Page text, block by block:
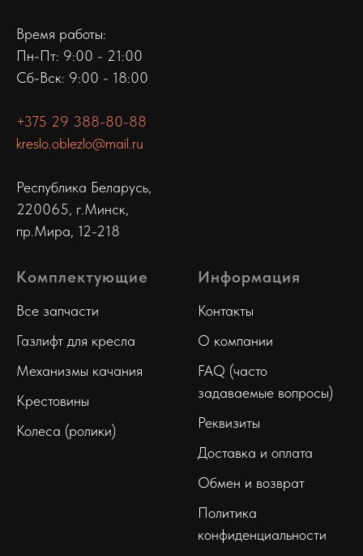
Время работы:
Пн-Пт: 9:00 - 21:00
Сб-Вск: 9:00 - 18:00
+375 29 388-80-88
kreslo.oblezlo@mail.ru
Республика Беларусь,
220065, г.Минск,
пр.Мира, 12-218
Комплектующие
Все запчасти
Газлифт для кресла
Механизмы качания
Крестовины
Колеса (ролики)
Информация
Контакты
О компании
FAQ (часто
задаваемые вопросы)
Реквизиты
Доставка и оплата
Обмен и возврат
Политика
конфиденциальности